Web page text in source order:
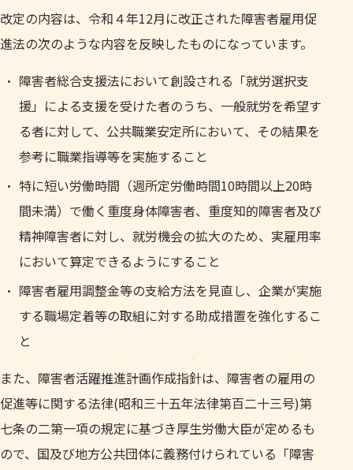
改定の内容は、令和４年12月に改正された障害者雇用促
進法の次のような内容を反映したものになっています。
障害者総合支援法において創設される「就労選択支
援」による支援を受けた者のうち、一般就労を希望す
る者に対して、公共職業安定所において、その結果を
参考に職業指導等を実施すること
特に短い労働時間（週所定労働時間10時間以上20時
間未満）で働く重度身体障害者、重度知的障害者及び
精神障害者に対し、就労機会の拡大のため、実雇用率
において算定できるようにすること
障害者雇用調整金等の支給方法を見直し、企業が実施
する職場定着等の取組に対する助成措置を強化するこ
と
また、障害者活躍推進計画作成指針は、障害者の雇用の
促進等に関する法律(昭和三十五年法律第百二十三号)第
七条の二第一項の規定に基づき厚生労働大臣が定めるも
ので、国及び地方公共団体に義務付けられている「障害